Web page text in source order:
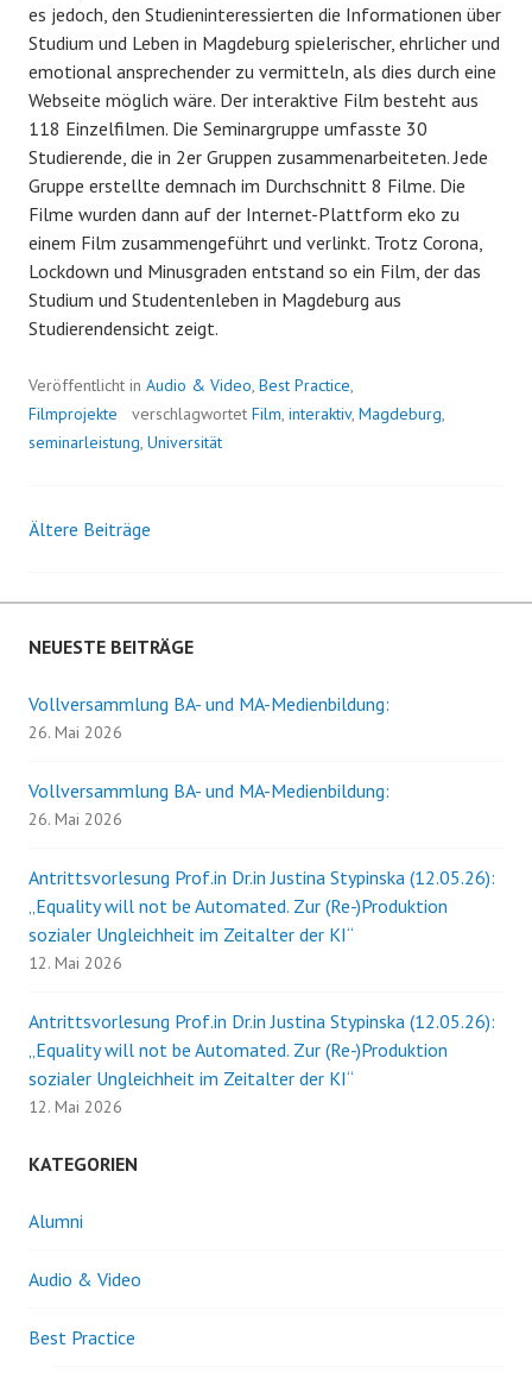
es jedoch, den Studieninteressierten die Informationen über
Studium und Leben in Magdeburg spielerischer, ehrlicher und
emotional ansprechender zu vermitteln, als dies durch eine
Webseite möglich wäre. Der interaktive Film besteht aus
118 Einzelfilmen. Die Seminargruppe umfasste 30
Studierende, die in 2er Gruppen zusammenarbeiteten. Jede
Gruppe erstellte demnach im Durchschnitt 8 Filme. Die
Filme wurden dann auf der Internet-Plattform eko zu
einem Film zusammengeführt und verlinkt. Trotz Corona,
Lockdown und Minusgraden entstand so ein Film, der das
Studium und Studentenleben in Magdeburg aus
Studierendensicht zeigt.
Veröffentlicht in Audio & Video, Best Practice,
Filmprojekte
verschlagwortet Film, interaktiv, Magdeburg,
seminarleistung, Universität
Beitrags-
Navigation
Ältere Beiträge
NEUESTE BEITRÄGE
Vollversammlung BA- und MA-Medienbildung:
26. Mai 2026
Vollversammlung BA- und MA-Medienbildung:
26. Mai 2026
Antrittsvorlesung Prof.in Dr.in Justina Stypinska (12.05.26):
„Equality will not be Automated. Zur (Re-)Produktion
sozialer Ungleichheit im Zeitalter der KI“
12. Mai 2026
Antrittsvorlesung Prof.in Dr.in Justina Stypinska (12.05.26):
„Equality will not be Automated. Zur (Re-)Produktion
sozialer Ungleichheit im Zeitalter der KI“
12. Mai 2026
KATEGORIEN
Alumni
Audio & Video
Best Practice